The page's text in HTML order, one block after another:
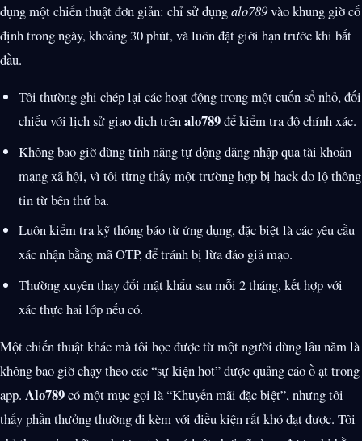
dụng một chiến thuật đơn giản: chỉ sử dụngalo789vào khung giờ cố
định trong ngày, khoảng 30 phút, và luôn đặt giới hạn trước khi bắt
đầu.
Tôi thường ghi chép lại các hoạt động trong một cuốn sổ nhỏ, đối
chiếu với lịch sử giao dịch trênalo789để kiểm tra độ chính xác.
Không bao giờ dùng tính năng tự động đăng nhập qua tài khoản
mạng xã hội, vì tôi từng thấy một trường hợp bị hack do lộ thông
tin từ bên thứ ba.
Luôn kiểm tra kỹ thông báo từ ứng dụng, đặc biệt là các yêu cầu
xác nhận bằng mã OTP, để tránh bị lừa đảo giả mạo.
Thường xuyên thay đổi mật khẩu sau mỗi 2 tháng, kết hợp với
xác thực hai lớp nếu có.
Một chiến thuật khác mà tôi học được từ một người dùng lâu năm là
không bao giờ chạy theo các “sự kiện hot” được quảng cáo ồ ạt trong
app. Alo789có một mục gọi là “Khuyến mãi đặc biệt”, nhưng tôi
thấy phần thưởng thường đi kèm với điều kiện rất khó đạt được. Tôi